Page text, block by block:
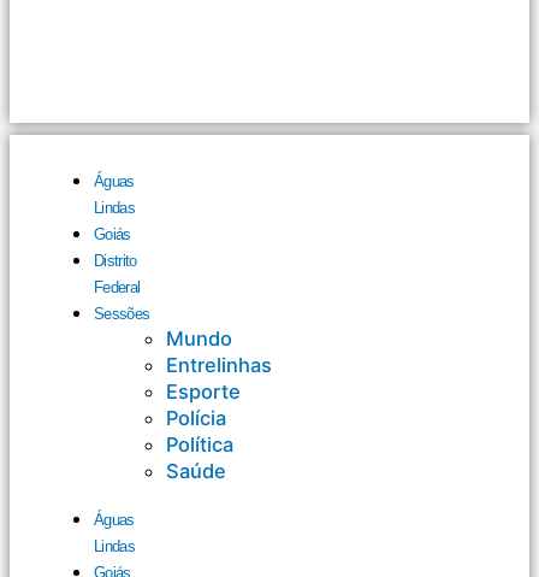
Águas
Lindas
Goiás
Distrito
Federal
Sessões
Mundo
Entrelinhas
Esporte
Polícia
Política
Saúde
Águas
Lindas
Goiás